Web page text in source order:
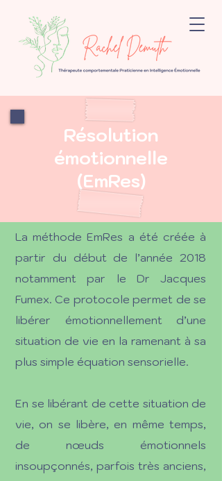
Résolution
émotionnelle
(EmRes)
La méthode EmRes a été créée à
partir du début de l’année 2018
notamment par le Dr Jacques
Fumex. Ce protocole permet de se
libérer émotionnellement d’une
situation de vie en la ramenant à sa
plus simple équation sensorielle.
En se libérant de cette situation de
vie, on se libère, en même temps,
de nœuds émotionnels
insoupçonnés, parfois très anciens,